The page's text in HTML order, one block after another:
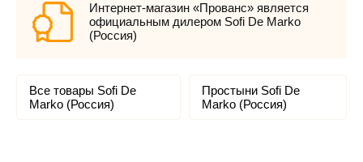
Интернет-магазин «Прованс» является
официальным дилером Sofi De Marko
(Россия)
Все товары Sofi De
Marko (Россия)
Простыни Sofi De
Marko (Россия)